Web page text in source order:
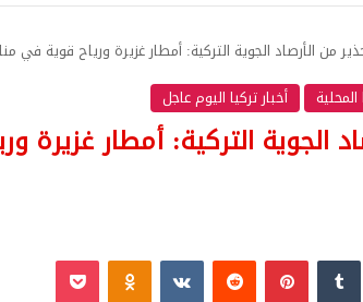
من الأرصاد الجوية التركية: أمطار غزيرة ورياح قوية في
المحلية أخبار تركيا اليوم عاجل
الجوية التركية: أمطار
بينتيريست Odnoklassniki
‫Pocket